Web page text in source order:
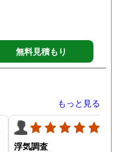
無料見積もり
もっと見る
浮気調査